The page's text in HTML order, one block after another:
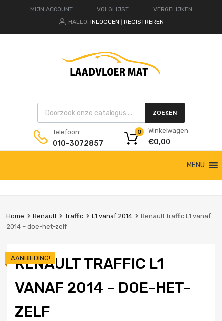
MIJN ACCOUNT VOLGLIJST
VERGELIJKEN
HALLO. INLOGGEN REGISTREREN
Products search ZOEKEN
Telefoon:
010-3072857
Winkelwagen
€0,00
0
de
MENU
Home Renault Traffic L1 vanaf 2014
Renault Traffic L1 vanaf
2014 – doe-het-zelf
RENAULT TRAFFIC L1
VANAF 2014 – DOE-HET-
ZELF
AANBIEDING!